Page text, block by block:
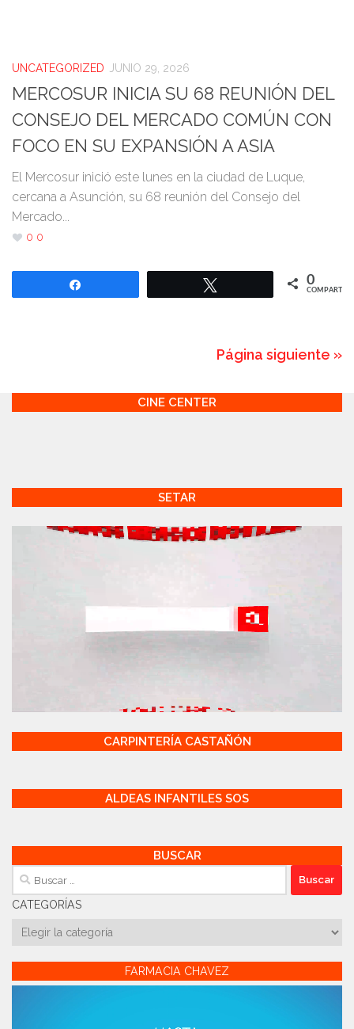
UNCATEGORIZED JUNIO 29, 2026
MERCOSUR INICIA SU 68 REUNIÓN DEL
CONSEJO DEL MERCADO COMÚN CON
FOCO EN SU EXPANSIÓN A ASIA
El Mercosur inició este lunes en la ciudad de Luque,
cercana a Asunción, su 68 reunión del Consejo del
Mercado...
0 0
0
COMPARTIR
Página siguiente »
CINE CENTER
SETAR
CARPINTERÍA CASTAÑÓN
ALDEAS INFANTILES SOS
BUSCAR
Buscar:
CATEGORÍAS
Categorías
FARMACIA CHAVEZ